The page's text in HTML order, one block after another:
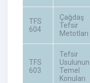
TFS
604
Çağdaş
Tefsir
Metotları
TFS
603
Tefsir
Usulunun
Temel
Konuları